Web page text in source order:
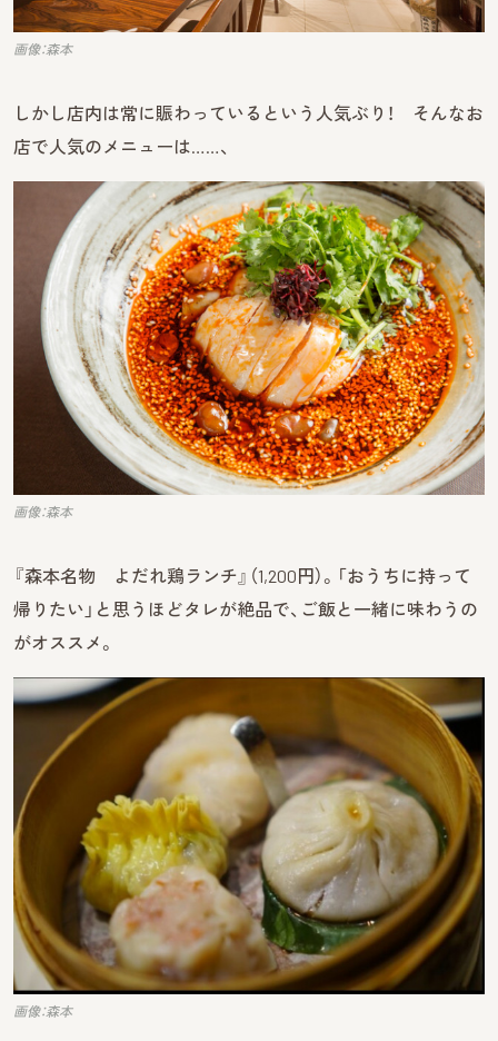
画像：森本
しかし店内は常に賑わっているという人気ぶり！ そんなお
店で人気のメニューは……、
画像：森本
『森本名物 よだれ鶏ランチ』（1,200円）。「おうちに持って
帰りたい」と思うほどタレが絶品で、ご飯と一緒に味わうの
がオススメ。
画像：森本